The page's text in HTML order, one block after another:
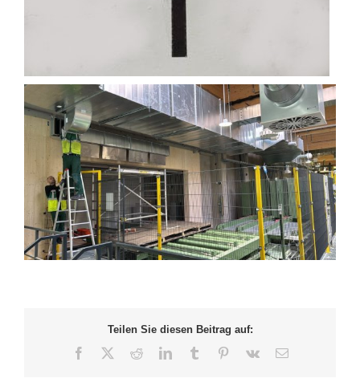
Teilen Sie diesen Beitrag auf:
Facebook RedditLinkedInTumblr Pinterest
Vk
E-